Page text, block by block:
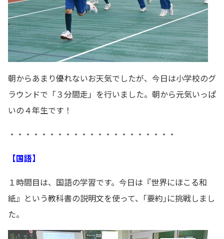
朝からあまり優れないお天気でしたが、今日は小学校のグ
ラウンドで「３分間走」を行いました。朝から元気いっぱ
いの４年生です！
・・・・・・・・・・・・・・・・・・・・・
【国語】
１時間目は、国語の学習です。今日は『世界にほこる和
紙』という教科書の説明文を使って、｢要約｣に挑戦しまし
た。